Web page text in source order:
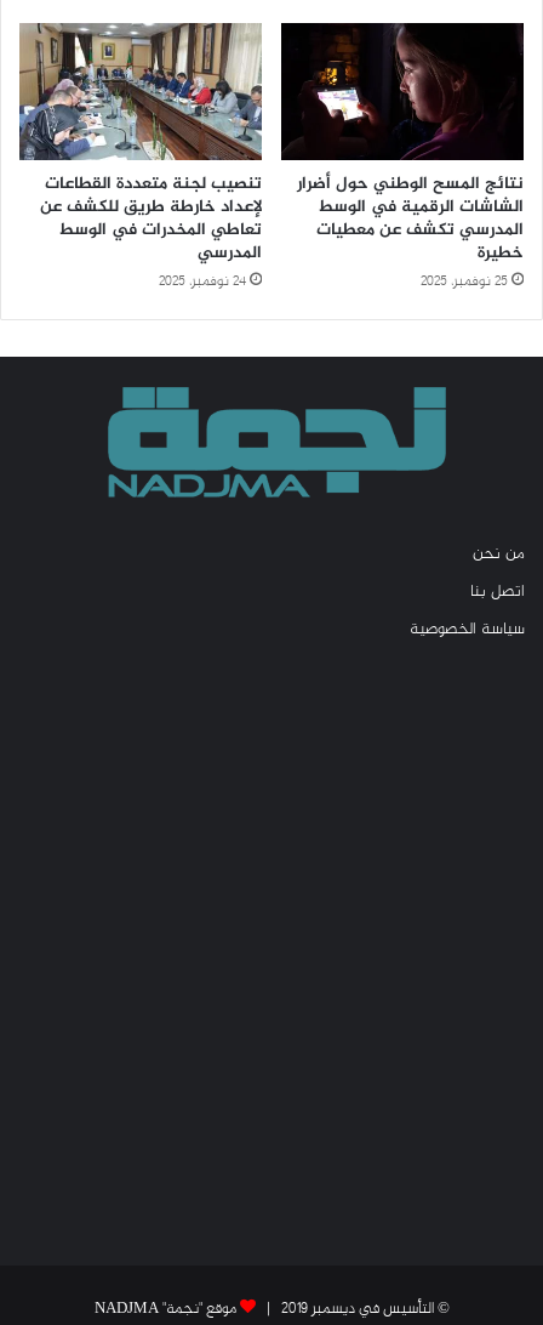
نتائج المسح الوطني حول أضرار
الشاشات الرقمية في الوسط
المدرسي تكشف عن معطيات
خطيرة
25 نوفمبر، 2025
تنصيب لجنة متعددة القطاعات
لإعداد خارطة طريق للكشف عن
تعاطي المخدرات في الوسط
المدرسي
24 نوفمبر، 2025
من نحن
اتصل بنا
سياسة الخصوصية
© التأسيس في ديسمبر 2019 | موقع "نجمة" NADJMA